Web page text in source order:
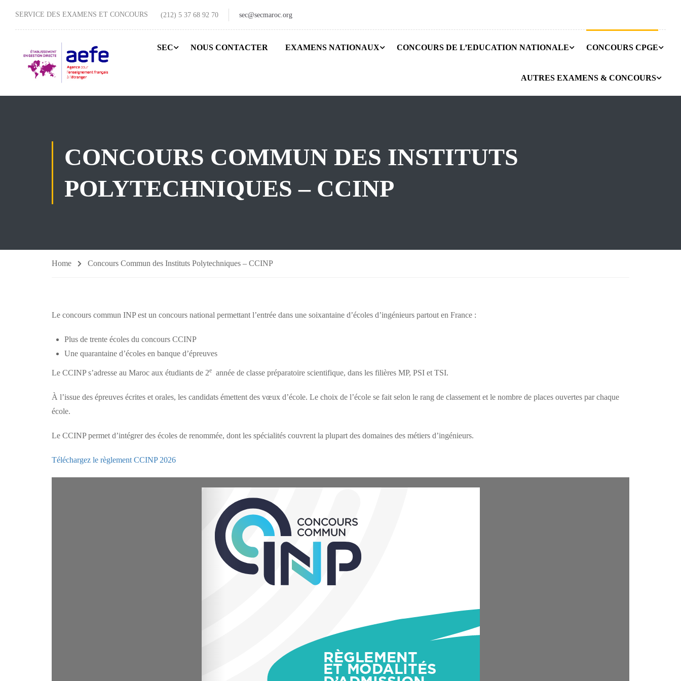
SERVICE DES EXAMENS ET CONCOURS (212) 5 37 68 92 70 sec@secmaroc.org
SEC NOUS CONTACTER EXAMENS NATIONAUX CONCOURS DE L’EDUCATION NATIONALE CONCOURS CPGE
AUTRES EXAMENS & CONCOURS
CONCOURS COMMUN DES INSTITUTS
POLYTECHNIQUES – CCINP
Home Concours Commun des Instituts Polytechniques – CCINP
Le concours commun INP est un concours national permettant l’entrée dans une soixantaine d’écoles d’ingénieurs partout en France :
Plus de trente écoles du concours CCINP
Une quarantaine d’écoles en banque d’épreuves
Le CCINP s’adresse au Maroc aux étudiants de 2e année de classe préparatoire scientifique, dans les filières MP, PSI et TSI.
À l’issue des épreuves écrites et orales, les candidats émettent des vœux d’école. Le choix de l’école se fait selon le rang de classement et le nombre de places ouvertes par chaque
école.
Le CCINP permet d’intégrer des écoles de renommée, dont les spécialités couvrent la plupart des domaines des métiers d’ingénieurs.
Téléchargez le règlement CCINP 2026